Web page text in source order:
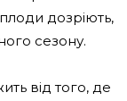
дозріють,
сезону.
від того, де